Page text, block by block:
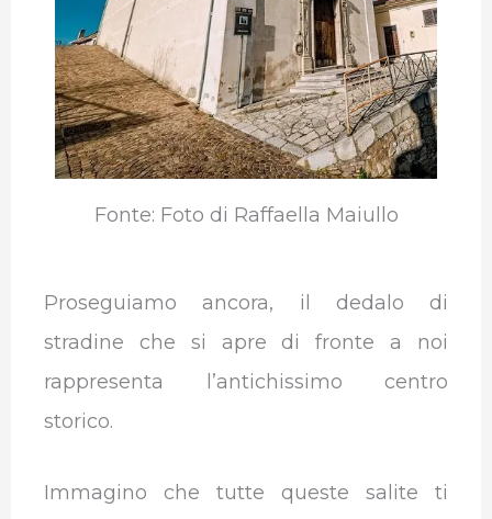
Fonte: Foto di Raffaella Maiullo
Proseguiamo ancora, il dedalo di
stradine che si apre di fronte a noi
rappresenta l’antichissimo centro
storico.
Immagino che tutte queste salite ti